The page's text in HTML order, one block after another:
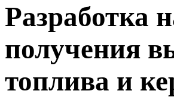
Разработка
получения
топлива и